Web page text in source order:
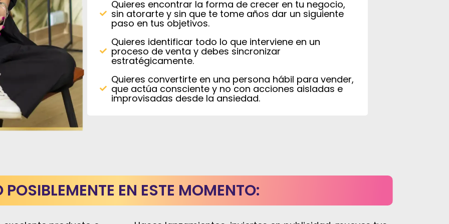
Quieres encontrar la forma de crecer en tu negocio,
sin atorarte y sin que te tome años dar un siguiente
paso en tus objetivos.
Quieres identificar todo lo que interviene en un
proceso de venta y debes sincronizar
estratégicamente.
Quieres convertirte en una persona hábil para vender,
que actúa consciente y no con acciones aisladas e
improvisadas desde la ansiedad.
POSIBLEMENTE EN ESTE MOMENTO: